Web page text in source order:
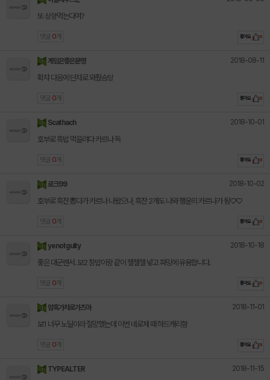
또 상향먹는다며?
댓글 0 개 좋아요 0
게임은좋은문명 2018-08-11
확챠 다음에 단챠로 와줬슴당
댓글 0 개 좋아요 0
Scathach 2018-10-01
호부로 흑밥 먹을려다 카르나 득
댓글 0 개 좋아요 0
로크99 2018-10-02
호부로 흑잔 뽑다가 카르나 나왔으나, 흑잔 2개도 나와 행운의 카르나가 됨♡♡
댓글 0 개 좋아요 0
yenotgulty 2018-10-18
좋은 대군랜서. 보2 창밥이랑 같이 젤젤젤 넣고 파밍에 유용합니다.
댓글 0 개 좋아요 0
암흑가챠로가즈아 2018-11-01
보1 너무 노딜이라 절망했는데 이번 네로제 때 하드캐리함
댓글 0 개 좋아요 0
TYPEALTER 2018-11-15